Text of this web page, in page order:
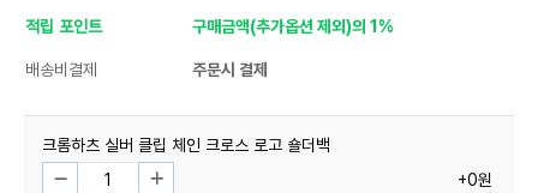
적립 포인트 구매금액(추가옵션 제외)의 1%
배송비결제 주문시 결제
크롬하츠 실버 클립 체인 크로스 로고 숄더백
+0원